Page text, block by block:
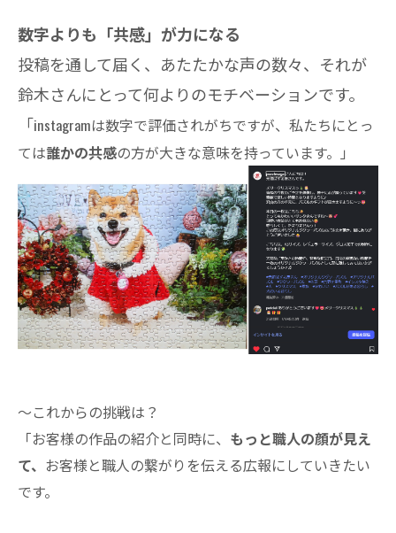
数字よりも「共感」が力になる
投稿を通して届く、あたたかな声の数々、それが
鈴木さんにとって何よりのモチベーションです。
「instagramは数字で評価されがちですが、私たちにとっ
ては誰かの共感の方が大きな意味を持っています。」
～これからの挑戦は？
「お客様の作品の紹介と同時に、 もっと職人の顔が見え
て、 お客様と職人の繋がりを伝える広報にしていきたい
です。